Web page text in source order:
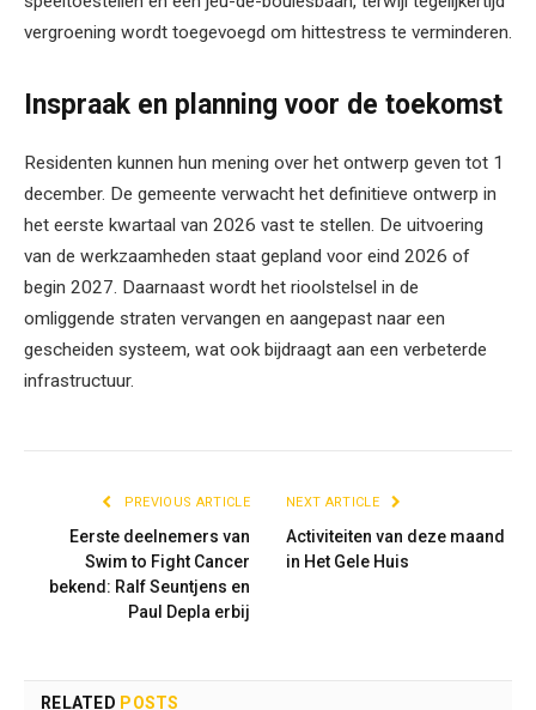
vergroening wordt toegevoegd om hittestress te verminderen.
Inspraak en planning voor de toekomst
Residenten kunnen hun mening over het ontwerp geven tot 1
december. De gemeente verwacht het definitieve ontwerp in
het eerste kwartaal van 2026 vast te stellen. De uitvoering
van de werkzaamheden staat gepland voor eind 2026 of
begin 2027. Daarnaast wordt het rioolstelsel in de
omliggende straten vervangen en aangepast naar een
gescheiden systeem, wat ook bijdraagt aan een verbeterde
infrastructuur.
PREVIOUS ARTICLE
Eerste deelnemers van
Swim to Fight Cancer
bekend: Ralf Seuntjens en
Paul Depla erbij
NEXT ARTICLE
Activiteiten van deze maand
in Het Gele Huis
RELATED POSTS